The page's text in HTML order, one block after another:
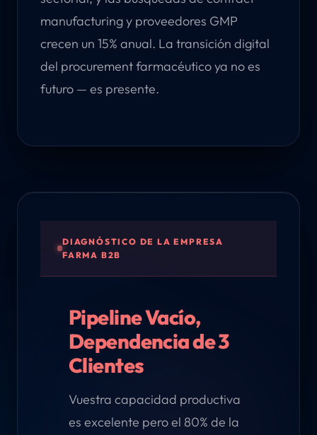
manufacturing y proveedores GMP
crecen un 15% anual. La transición digital
del procurement farmacéutico ya no es
futuro — es presente.
DIAGNÓSTICO DE LA EMPRESA
FARMA B2B
Pipeline Vacío,
Dependencia de 3
Clientes
Vuestra capacidad productiva
es excelente pero el 80% de la